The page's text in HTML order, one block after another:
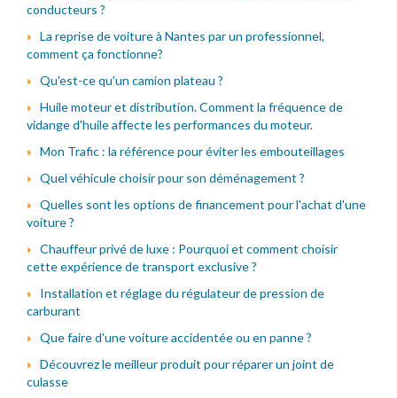
conducteurs ?
La reprise de voiture à Nantes par un professionnel,
comment ça fonctionne?
Qu'est-ce qu'un camion plateau ?
Huile moteur et distribution. Comment la fréquence de
vidange d'huile affecte les performances du moteur.
Mon Trafic : la référence pour éviter les embouteillages
Quel véhicule choisir pour son déménagement ?
Quelles sont les options de financement pour l'achat d'une
voiture ?
Chauffeur privé de luxe : Pourquoi et comment choisir
cette expérience de transport exclusive ?
Installation et réglage du régulateur de pression de
carburant
Que faire d'une voiture accidentée ou en panne ?
Découvrez le meilleur produit pour réparer un joint de
culasse